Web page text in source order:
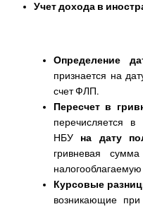
Учет дохода в
Определение
признается на
счет ФЛП.
Пересчет в
перечисляется
НБУ на дату
гривневая
Курсовые
возникающие